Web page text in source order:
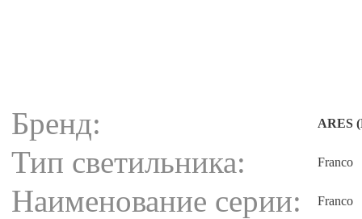
Бренд: ARES
Тип светильника: Franco
Наименование серии: Franco